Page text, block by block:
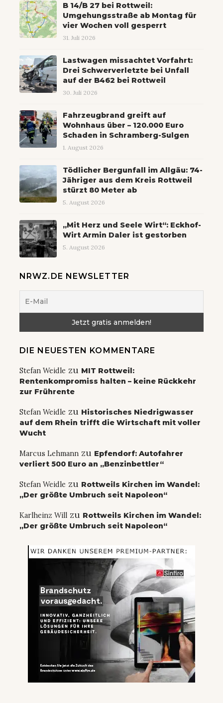
B 14/B 27 bei Rottweil:
Umgehungsstraße ab Montag für
vier Wochen voll gesperrt
31. Juli 2026
Lastwagen missachtet Vorfahrt:
Drei Schwerverletzte bei Unfall
auf der B462 bei Rottweil
30. Juli 2026
Fahrzeugbrand greift auf
Wohnhaus über – 120.000 Euro
Schaden in Schramberg-Sulgen
1. August 2026
Tödlicher Bergunfall im Allgäu: 74-
Jähriger aus dem Kreis Rottweil
stürzt 80 Meter ab
5. August 2026
„Mit Herz und Seele Wirt“: Eckhof-
Wirt Armin Daler ist gestorben
5. August 2026
NRWZ.DE NEWSLETTER
DIE NEUESTEN KOMMENTARE
Stefan Weidle zu MIT Rottweil:
Rentenkompromiss halten – keine Rückkehr
zur Frührente
Stefan Weidle zu Historisches Niedrigwasser
auf dem Rhein trifft die Wirtschaft mit voller
Wucht
Marcus Lehmann zu Epfendorf: Autofahrer
verliert 500 Euro an „Benzinbettler“
Stefan Weidle zu Rottweils Kirchen im Wandel:
„Der größte Umbruch seit Napoleon“
Karlheinz Will zu Rottweils Kirchen im Wandel:
„Der größte Umbruch seit Napoleon“